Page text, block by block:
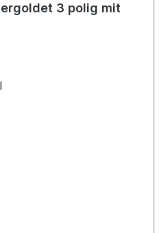
3 polig mit